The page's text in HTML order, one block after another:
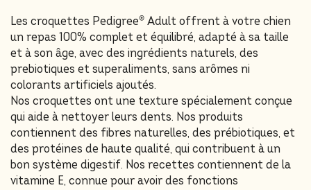
Les croquettes Pedigree® Adult offrent à votre chien
un repas 100% complet et équilibré, adapté à sa taille
et à son âge, avec des ingrédients naturels, des
prebiotiques et superaliments, sans arômes ni
colorants artificiels ajoutés.
Nos croquettes ont une texture spécialement conçue
qui aide à nettoyer leurs dents. Nos produits
contiennent des fibres naturelles, des prébiotiques, et
des protéines de haute qualité, qui contribuent à un
bon système digestif. Nos recettes contiennent de la
vitamine E, connue pour avoir des fonctions